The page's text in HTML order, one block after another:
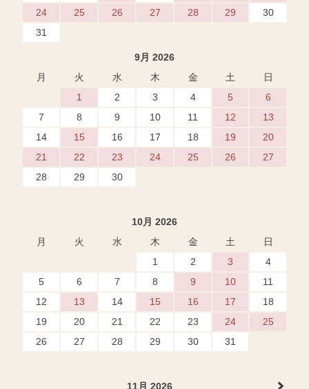
24
25 26 27 28 29
30
31
9月 2026
月
火 水 木 金 土
日
1
2 3 4 5
6
7
8 9 10 11 12
13
14
15 16 17 18 19
20
21
22 23 24 25 26
27
28
29 30
10月 2026
月
火 水 木 金 土
日
1
2 3
4
5
6 7 8 9 10
11
12
13 14 15 16 17
18
19
20 21 22 23 24
25
26
27 28 29 30 31
11月 2026